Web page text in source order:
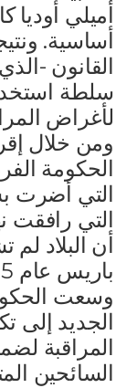
أميلي
أساسية.
القانون -
سلطة
لأغراض
ومن خلال
الحكومة
التي أضرت
التي رافقت
أن البلاد
باريس عام 2015.
وسعت
الجديد إلى
المراقبة
السائحين